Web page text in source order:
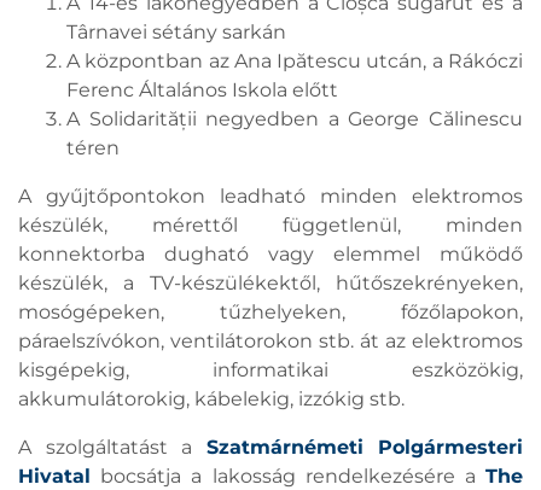
Târnavei sétány sarkán
A központban az Ana Ipătescu utcán, a Rákóczi
Ferenc Általános Iskola előtt
A Solidarității negyedben a George Călinescu
téren
A gyűjtőpontokon leadható minden elektromos
készülék, mérettől függetlenül, minden
konnektorba dugható vagy elemmel működő
készülék, a TV-készülékektől, hűtőszekrényeken,
mosógépeken, tűzhelyeken, főzőlapokon,
páraelszívókon, ventilátorokon stb. át az elektromos
kisgépekig, informatikai eszközökig,
akkumulátorokig, kábelekig, izzókig stb.
A szolgáltatást a Szatmárnémeti Polgármesteri
Hivatal
bocsátja a lakosság rendelkezésére a The